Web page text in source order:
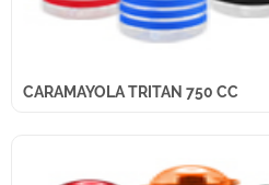
CARAMAYOLA TRITAN 750 CC